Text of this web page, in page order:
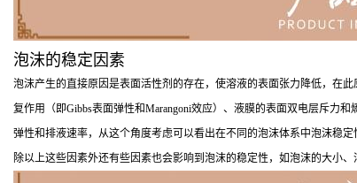
泡沫的稳定因素
泡沫产生的直接原因是表面活性剂的存在，使溶液的表面张力降低，在
复作用（即Gibbs表面弹性和Marangoni效应）、液膜的表面双电层斥力
弹性和排液速率，从这个角度考虑可以看出在不同的泡沫体系中泡沫稳
除以上这些因素外还有些因素也会影响到泡沫的稳定性，如泡沫的大小